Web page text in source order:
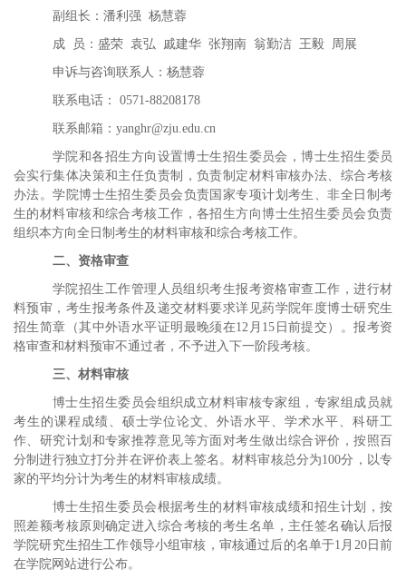
副组长：潘利强 杨慧蓉
成 员：盛荣 袁弘 戚建华 张翔南 翁勤洁 王毅 周 展
申诉与咨询联系人：杨慧蓉
联系电话： 0571-88208178
联系邮箱： yanghr@zju.edu.cn
学院和各招生方向设置博士生招生委员会，博士生招生委员
会实行集体决策和主任负责制， 负责制定材料审核办法、综合考核
办法。学院博士生招生委员会负责国家专项计划考生、非全日制考
生的材料审核和综合考核工作，各招生方向博士生招生委员会负责
组织本方向全日制考生的材料审核和综合考核工作。
二、资格审查
学院招生工作管理人员组织考生报考资格审查工作，进行材
料预审，考生报考条件及递交材料要求详见药学院年度博士研究生
招生简章（其中外语水平证明最晚须在12 月 15 日前提交）。报考资
格审查和材料预审不通过者，不予进入下一阶段考核。
三、材料审核
博士生招生委员会组织成立材料审核专家组，专家组成员就
考生的课程成绩、硕士学位论文、外语水平、学术水平、科研工
作、研究计划和专家推荐意见等方面对考生做出综合评价，按照百
分制进行独立打分并在评价表上签名。材料审核总分为100分，以专
家的平均分计为考生的材料审核成绩。
博士生招生委员会根据考生的材料审核成绩和招生计划，按
照差额考核原则确定进入综合考核的考生名单，主任签名确认后报
学院研究生招生工作领导小组审核，审核通过后的名单于1 月 20日前
在学院网站进行公布。